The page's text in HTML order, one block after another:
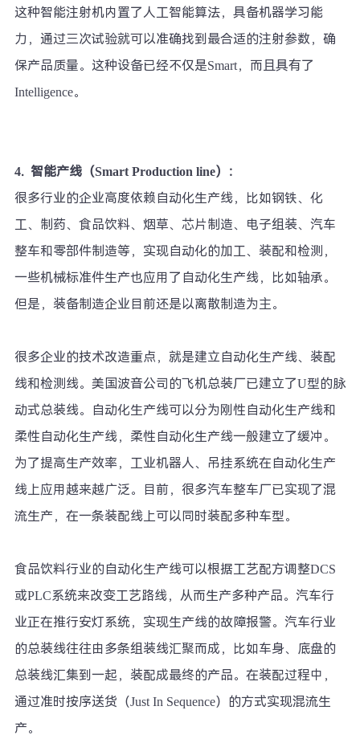
这种智能注射机内置了人工智能算法，具备机器学习能
力，通过三次试验就可以准确找到最合适的注射参数，确
保产品质量。这种设备已经不仅是Smart，而且具有了
Intelligence。
4. 智能产线（Smart Production line）：
很多行业的企业高度依赖自动化生产线，比如钢铁、化
工、制药、食品饮料、烟草、芯片制造、电子组装、汽车
整车和零部件制造等，实现自动化的加工、装配和检测，
一些机械标准件生产也应用了自动化生产线，比如轴承。
但是，装备制造企业目前还是以离散制造为主。
很多企业的技术改造重点，就是建立自动化生产线、装配
线和检测线。美国波音公司的飞机总装厂已建立了U型的脉
动式总装线。自动化生产线可以分为刚性自动化生产线和
柔性自动化生产线，柔性自动化生产线一般建立了缓冲。
为了提高生产效率，工业机器人、吊挂系统在自动化生产
线上应用越来越广泛。目前，很多汽车整车厂已实现了混
流生产，在一条装配线上可以同时装配多种车型。
食品饮料行业的自动化生产线可以根据工艺配方调整DCS
或PLC系统来改变工艺路线，从而生产多种产品。汽车行
业正在推行安灯系统，实现生产线的故障报警。汽车行业
的总装线往往由多条组装线汇聚而成，比如车身、底盘的
总装线汇集到一起，装配成最终的产品。在装配过程中，
通过准时按序送货（Just In Sequence）的方式实现混流生
产。